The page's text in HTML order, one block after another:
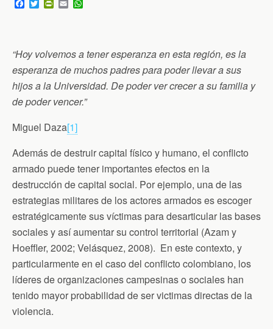
F
a
o
o
k
T
w
e
r
P
F
r
i
e
n
d
E
m
A
p
p
“Hoy volvemos a tener esperanza en esta región, es la
esperanza de muchos padres para poder llevar a sus
hijos a la Universidad. De poder ver crecer a su familia y
de poder vencer.”
Miguel Daza[1]
Además de destruir capital físico y humano, el conflicto
armado puede tener importantes efectos en la
destrucción de capital social. Por ejemplo, una de las
estrategias militares de los actores armados es escoger
estratégicamente sus víctimas para desarticular las bases
sociales y así aumentar su control territorial (Azam y
Hoeffler, 2002; Velásquez, 2008). En este contexto, y
particularmente en el caso del conflicto colombiano, los
líderes de organizaciones campesinas o sociales han
tenido mayor probabilidad de ser victimas directas de la
violencia.